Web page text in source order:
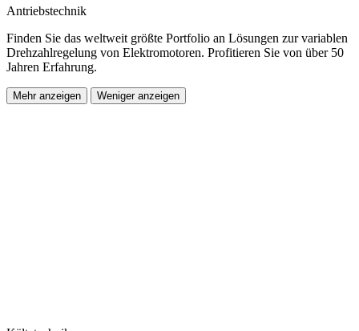
Antriebstechnik
Finden Sie das weltweit größte Portfolio an Lösungen zur variablen
Drehzahlregelung von Elektromotoren. Profitieren Sie von über 50
Jahren Erfahrung.
Mehr anzeigen Weniger anzeigen